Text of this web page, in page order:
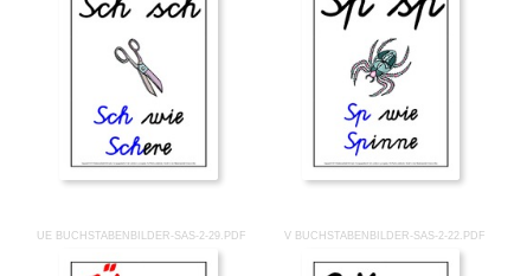
UE BUCHSTABENBILDER-SAS-2-29.PDF V BUCHSTABENBILDER-SAS-2-22.PDF